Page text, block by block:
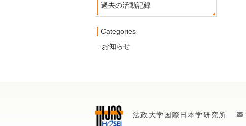
過去の活動記録
Categories
お知らせ
法政大学国際日本学研究所